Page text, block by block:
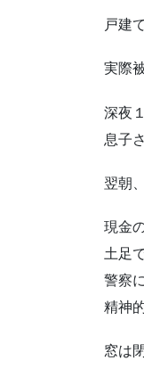
戸建
実際
深夜
息子
翌朝
現金
土足
警察
精神
窓は